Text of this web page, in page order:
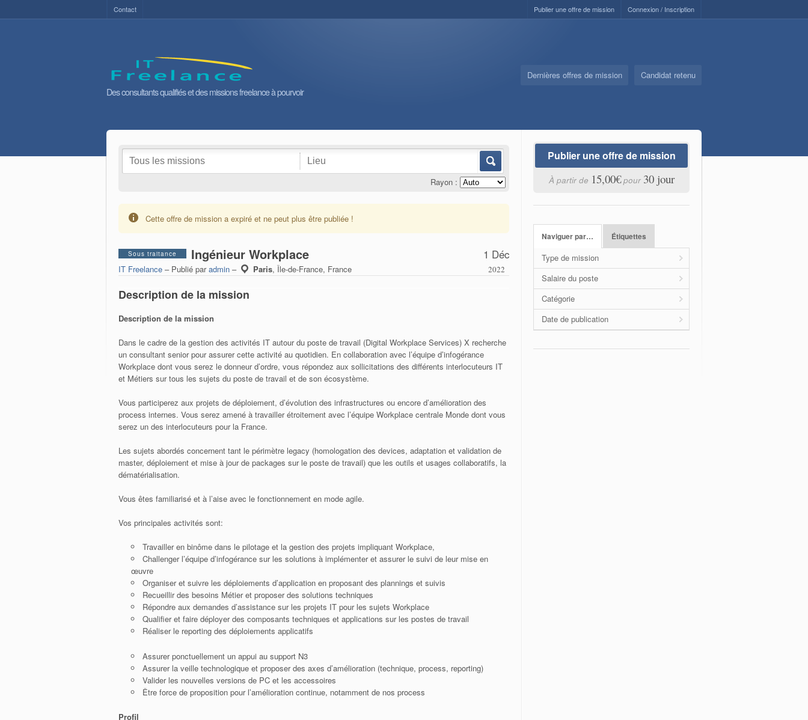
Contact Connexion / Inscription
Publier une offre de mission
Des consultants qualifiés et des missions freelance à pourvoir
Dernières offres de mission Candidat retenu
Rayon :
Cette offre de mission a expiré et ne peut plus être publiée !
1 Déc
2022
Sous traitance Ingénieur Workplace
IT Freelance – Publié paradmin – Paris, Île-de-France, France
Description de la mission
Description de la mission
Dans le cadre de la gestion des activités IT autour du poste de travail (Digital Workplace Services) X recherche
un consultant senior pour assurer cette activité au quotidien. En collaboration avec l’équipe d’infogérance
Workplace dont vous serez le donneur d’ordre, vous répondez aux sollicitations des différents interlocuteurs IT
et Métiers sur tous les sujets du poste de travail et de son écosystème.
Vous participerez aux projets de déploiement, d’évolution des infrastructures ou encore d’amélioration des
process internes. Vous serez amené à travailler étroitement avec l’équipe Workplace centrale Monde dont vous
serez un des interlocuteurs pour la France.
Les sujets abordés concernent tant le périmètre legacy (homologation des devices, adaptation et validation de
master, déploiement et mise à jour de packages sur le poste de travail) que les outils et usages collaboratifs, la
dématérialisation.
Vous êtes familiarisé et à l’aise avec le fonctionnement en mode agile.
Vos principales activités sont:
Travailler en binôme dans le pilotage et la gestion des projets impliquant Workplace,
Challenger l’équipe d’infogérance sur les solutions à implémenter et assurer le suivi de leur mise en
œuvre
Organiser et suivre les déploiements d’application en proposant des plannings et suivis
Recueillir des besoins Métier et proposer des solutions techniques
Répondre aux demandes d’assistance sur les projets IT pour les sujets Workplace
Qualifier et faire déployer des composants techniques et applications sur les postes de travail
Réaliser le reporting des déploiements applicatifs
Assurer ponctuellement un appui au support N3
Assurer la veille technologique et proposer des axes d’amélioration (technique, process, reporting)
Valider les nouvelles versions de PC et les accessoires
Être force de proposition pour l’amélioration continue, notamment de nos process
Profil
Publier une offre de mission
À partir de 15,00€pour 30 jour
Naviguer par… Étiquettes
Type de mission
Salaire du poste
Catégorie
Date de publication